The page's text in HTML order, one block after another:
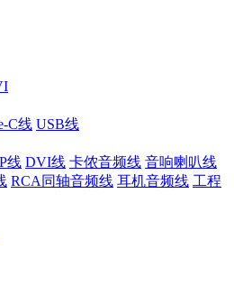
C线 USB线
线 DVI线 卡侬音频线 音响喇叭线
RCA同轴音频线 耳机音频线 工程